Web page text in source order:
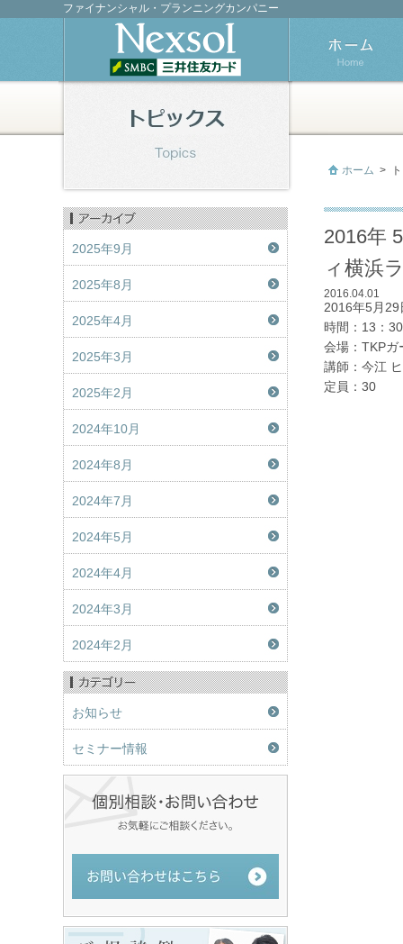
ファイナンシャル・プランニングカンパニー
ホーム >
2025年9月
2025年8月
2025年4月
2025年3月
2025年2月
2024年10月
2024年8月
2024年7月
2024年5月
2024年4月
2024年3月
2024年2月
お知らせ
セミナー情報
2016年
ィ横浜
2016.04.01
2016年5月
時間：13：
会場：TKPガ
講師：今江
定員：30